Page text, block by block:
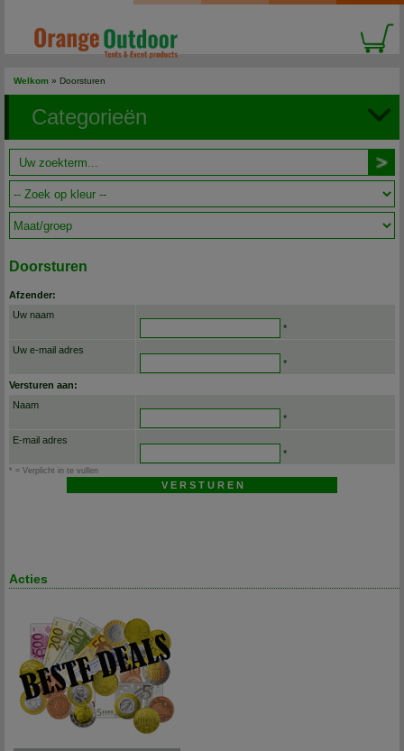
Welkom » Doorsturen
Categorieën
Doorsturen
Afzender:
Uw naam
*
Uw e-mail adres
*
Versturen aan:
Naam
*
E-mail adres
*
* = Verplicht in te vullen
Acties